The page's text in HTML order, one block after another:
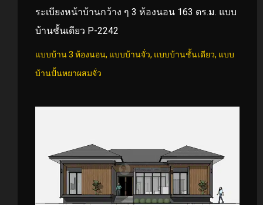
ระเบียงหน้าบ้านกว้าง ๆ 3 ห้องนอน 163 ตร.ม. แบบ
บ้านชั้นเดียว P-2242
แบบบ้าน 3 ห้องนอน, แบบบ้านจั่ว, แบบบ้านชั้นเดียว, แบบ
บ้านปั้นหยาผสมจั่ว